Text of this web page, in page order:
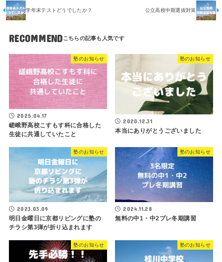
学年末テストどうでしたか？ 公立高校中期選抜対策
RECOMMEND
塾のお知らせ
2025.04.17
嵯峨野高校こすもす科に合格した
生徒に共通していたこと
塾のお知らせ
2020.12.31
本当にありがとうございました
塾のお知らせ
2023.03.09
明日金曜日に京都リビングに塾の
チラシ第3弾が折り込まれます
塾のお知らせ
2024.11.28
無料の中1・中2プレ冬期講習
塾のお知らせ 塾のお知らせ